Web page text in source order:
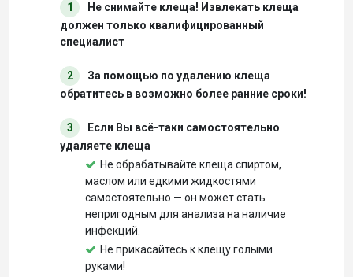
1
Не снимайте клеща! Извлекать клеща
должен только квалифицированный
специалист
2
За помощью по удалению клеща
обратитесь в возможно более ранние сроки!
3
Если Вы всё-таки самостоятельно
удаляете клеща
Не обрабатывайте клеща спиртом,
маслом или едкими жидкостями
самостоятельно — он может стать
непригодным для анализа на наличие
инфекций.
Не прикасайтесь к клещу голыми
руками!